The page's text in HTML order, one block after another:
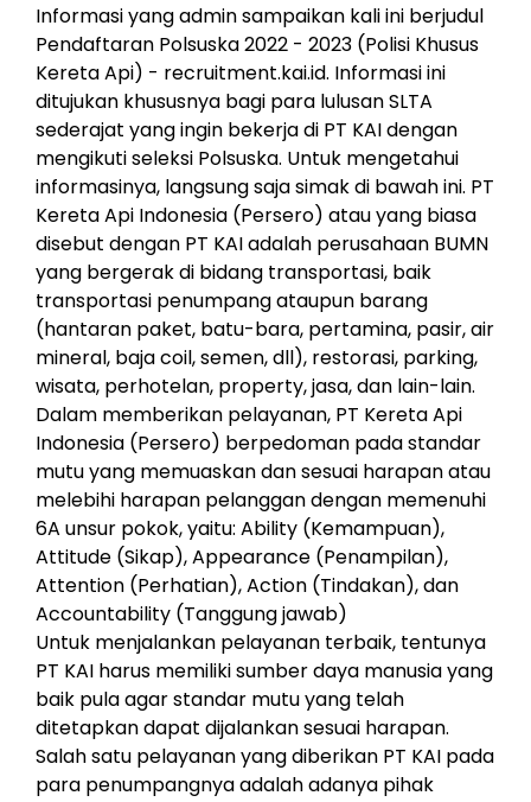
Informasi yang admin sampaikan kali ini berjudul
Pendaftaran Polsuska 2022 - 2023 (Polisi Khusus
Kereta Api) - recruitment.kai.id. Informasi ini
ditujukan khususnya bagi para lulusan SLTA
sederajat yang ingin bekerja di PT KAI dengan
mengikuti seleksi Polsuska. Untuk mengetahui
informasinya, langsung saja simak di bawah ini. PT
Kereta Api Indonesia (Persero) atau yang biasa
disebut dengan PT KAI adalah perusahaan BUMN
yang bergerak di bidang transportasi, baik
transportasi penumpang ataupun barang
(hantaran paket, batu-bara, pertamina, pasir, air
mineral, baja coil, semen, dll), restorasi, parking,
wisata, perhotelan, property, jasa, dan lain-lain.
Dalam memberikan pelayanan, PT Kereta Api
Indonesia (Persero) berpedoman pada standar
mutu yang memuaskan dan sesuai harapan atau
melebihi harapan pelanggan dengan memenuhi
6A unsur pokok, yaitu: Ability (Kemampuan),
Attitude (Sikap), Appearance (Penampilan),
Attention (Perhatian), Action (Tindakan), dan
Accountability (Tanggung jawab)
Untuk menjalankan pelayanan terbaik, tentunya
PT KAI harus memiliki sumber daya manusia yang
baik pula agar standar mutu yang telah
ditetapkan dapat dijalankan sesuai harapan.
Salah satu pelayanan yang diberikan PT KAI pada
para penumpangnya adalah adanya pihak